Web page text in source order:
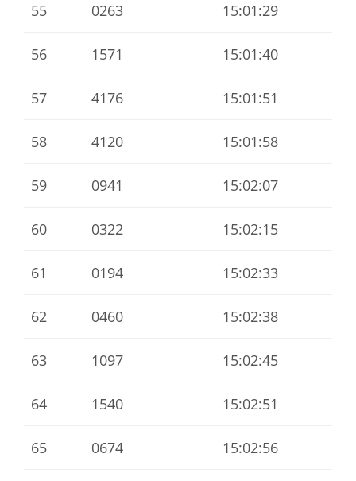
55 0263 15:01:29
56 1571 15:01:40
57 4176 15:01:51
58 4120 15:01:58
59 0941 15:02:07
60 0322 15:02:15
61 0194 15:02:33
62 0460 15:02:38
63 1097 15:02:45
64 1540 15:02:51
65 0674 15:02:56